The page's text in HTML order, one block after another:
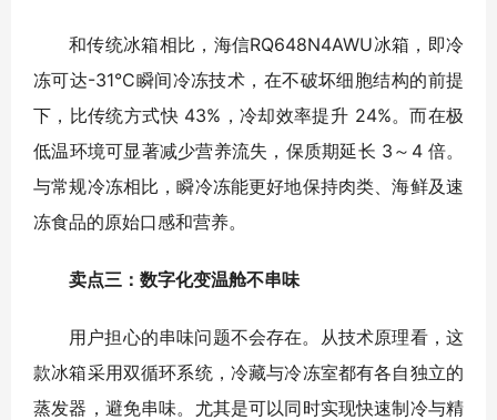
和传统冰箱相比，海信RQ648N4AWU冰箱，即冷
冻可达-31°C瞬间冷冻技术，在不破坏细胞结构的前提
下，比传统方式快 43%，冷却效率提升 24%。而在极
低温环境可显著减少营养流失，保质期延长 3～4 倍。
与常规冷冻相比，瞬冷冻能更好地保持肉类、海鲜及速
冻食品的原始口感和营养。
卖点三：数字化变温舱不串味
用户担心的串味问题不会存在。从技术原理看，这
款冰箱采用双循环系统，冷藏与冷冻室都有各自独立的
蒸发器，避免串味。尤其是可以同时实现快速制冷与精